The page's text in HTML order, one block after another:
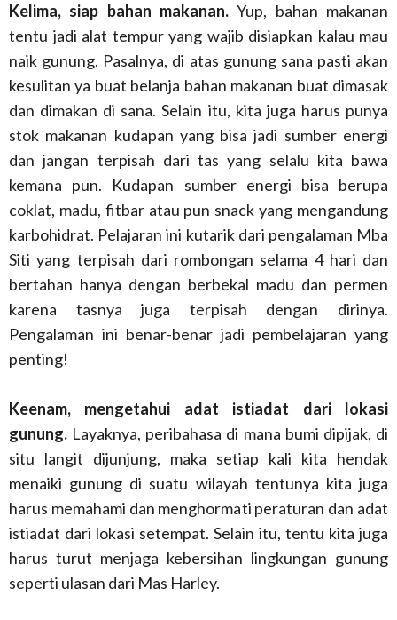
Kelima, siap bahan makanan.Yup, bahan makanan
tentu jadi alat tempur yang wajib disiapkan kalau mau
naik gunung. Pasalnya, di atas gunung sana pasti akan
kesulitan ya buat belanja bahan makanan buat dimasak
dan dimakan di sana. Selain itu, kita juga harus punya
stok makanan kudapan yang bisa jadi sumber energi
dan jangan terpisah dari tas yang selalu kita bawa
kemana pun. Kudapan sumber energi bisa berupa
coklat, madu, fitbar atau pun snack yang mengandung
karbohidrat. Pelajaran ini kutarik dari pengalaman Mba
Siti yang terpisah dari rombongan selama 4 hari dan
bertahan hanya dengan berbekal madu dan permen
karena tasnya juga terpisah dengan dirinya.
Pengalaman ini benar-benar jadi pembelajaran yang
penting!
Keenam, mengetahui adat istiadat dari lokasi
gunung. Layaknya, peribahasa di mana bumi dipijak, di
situ langit dijunjung, maka setiap kali kita hendak
menaiki gunung di suatu wilayah tentunya kita juga
harus memahami dan menghormati peraturan dan adat
istiadat dari lokasi setempat. Selain itu, tentu kita juga
harus turut menjaga kebersihan lingkungan gunung
seperti ulasan dari Mas Harley.